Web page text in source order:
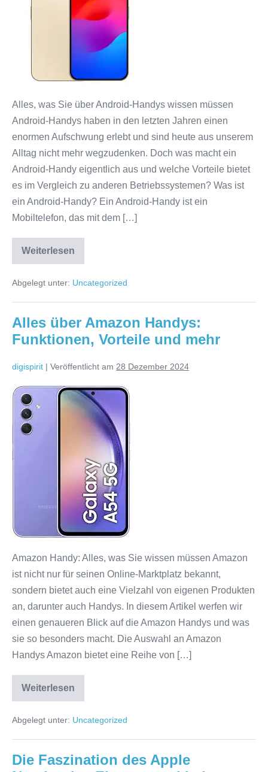
Android-
Handys:
Ihrer
Hand
Alles, was Sie über Android-Handys wissen müssen
Android-Handys haben in den letzten Jahren einen
enormen Aufschwung erlebt und sind heute aus unserem
Alltag nicht mehr wegzudenken. Doch was macht ein
Android-Handy eigentlich aus und welche Vorteile bietet
es im Vergleich zu anderen Betriebssystemen? Was ist
ein Android-Handy? Ein Android-Handy ist ein
Mobiltelefon, das mit dem […]
Weiterlesen
Die
Welt
Android-
Innovation
Vielseitigkeit
Ihrer
Abgelegt unter: Uncategorized
Alles über Amazon Handys:
Funktionen, Vorteile und mehr
digispirit | Veröffentlicht am 28 Dezember 2024
Alles
über
Amazon
Funktionen,
Amazon Handy: Alles, was Sie wissen müssen Amazon
ist nicht nur für seinen Online-Marktplatz bekannt,
sondern bietet auch eine Vielzahl von eigenen Produkten
an, darunter auch Handys. In diesem Artikel werfen wir
einen genaueren Blick auf die Amazon Handys und was
sie so besonders macht. Die Auswahl an Amazon
Handys Amazon bietet eine Reihe von […]
Weiterlesen
Alles
über
Handys:
Vorteile
mehr
Abgelegt unter: Uncategorized
Die Faszination des Apple